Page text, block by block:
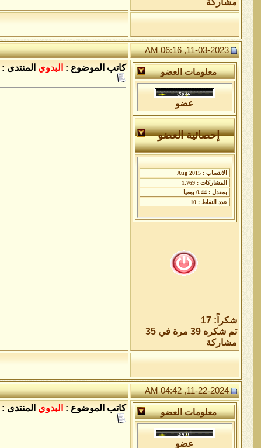
مشاركة
11-03-2023, 06:16 AM
معلومات العضو
عضو
إحصائية العضو
شكراً: 17
تم شكره 39 مرة في 35
مشاركة
كاتب الموضوع : البدوي المنتدى :
11-22-2024, 04:42 AM
معلومات العضو
عضو
كاتب الموضوع : البدوي المنتدى :